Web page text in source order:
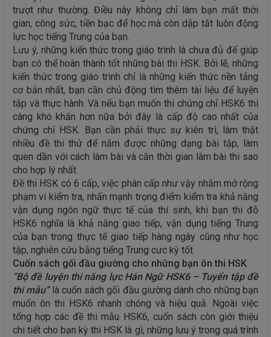
trượt như thường. Điều này không chỉ làm bạn mất thời
gian, công sức, tiền bạc để học mà còn dập tắt luôn động
lực học tiếng Trung của bạn.
Lưu ý, những kiến thức trong giáo trình là chưa đủ để giúp
bạn có thể hoàn thành tốt những bài thi HSK. Bởi lẽ, những
kiến thức trong giáo trình chỉ là những kiến thức nền tảng
cơ bản nhất, bạn cần chủ động tìm thêm tài liệu để luyện
tập và thực hành. Và nếu bạn muốn thi chứng chỉ HSK6 thì
càng khó khăn hơn nữa bởi đây là cấp độ cao nhất của
chứng chỉ HSK. Bạn cần phải thực sự kiên trì, làm thật
nhiều đề thi thử để nắm được những dạng bài tập, làm
quen dần với cách làm bài và căn thời gian làm bài thi sao
cho hợp lý nhất.
Đề thi HSK có 6 cấp, việc phân cấp như vậy nhằm mở rộng
phạm vi kiểm tra, nhấn mạnh trọng điểm kiểm tra khả năng
vận dụng ngôn ngữ thực tế của thí sinh, khi bạn thi đỗ
HSK6 nghĩa là khả năng giao tiếp, vận dụng tiếng Trung
của bạn trong thực tế giao tiếp hàng ngày cũng như học
tập, nghiên cứu bằng tiếng Trung cưc kỳ tốt.
Cuốn sách gối đầu giường cho những bạn ôn thi HSK
“Bộ đề luyện thi năng lực Hán Ngữ HSK6 – Tuyển tập đề
thi mẫu”là cuốn sách gối đầu giường dành cho những bạn
muốn ôn thi HSK6 nhanh chóng và hiệu quả. Ngoài việc
tổng hợp các đề thi mẫu HSK6, cuốn sách còn giới thiệu
chi tiết cho bạn kỳ thi HSK là gì, những lưu ý trong quá trình